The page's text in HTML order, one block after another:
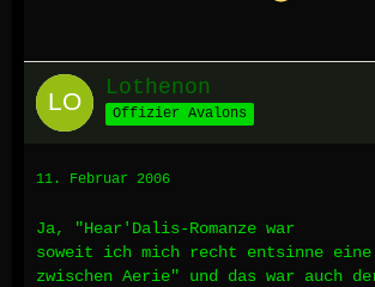
Lothenon
Offizier Avalons
11. Februar 2006
Ja, "Hear'Dalis-Romanze war
soweit ich mich recht entsinne eine
zwischen Aerie" und das war auch